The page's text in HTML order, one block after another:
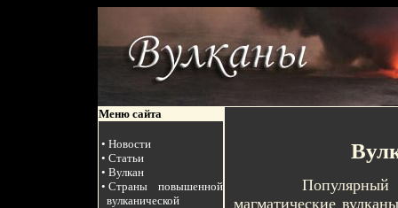
Меню сайта
• Новости
• Статьи
• Вулкан
• Страны повышенной
вулканической
Популярный
магматические